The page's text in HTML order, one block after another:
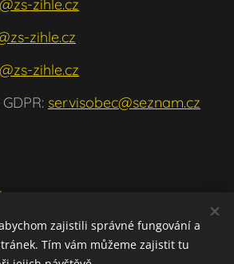
zihle.cz
zihle.cz
zihle.cz
servisobec@seznam.cz
zajistili správné fungování a
Tím vám můžeme zajistit tu